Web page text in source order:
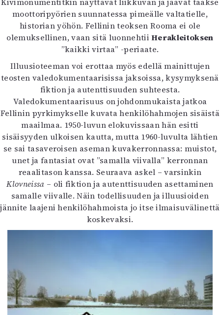
moottoripyörien suunnatessa pimeälle valtatielle,
historian yöhön. Fellinin teoksen Rooma ei ole
olemuksellinen, vaan sitä luonnehtiiHerakleitoksen
”kaikki virtaa” -periaate.
Illuusioteeman voi erottaa myös edellä mainittujen
teosten valedokumentaarisissa jaksoissa, kysymyksenä
fiktion ja autenttisuuden suhteesta.
Valedokumentaarisuus on johdonmukaista jatkoa
Fellinin pyrkimykselle kuvata henkilöhahmojen sisäistä
maailmaa. 1950-luvun elokuvissaan hän esitti
sisäisyyden ulkoisen kautta, mutta 1960-luvulta lähtien
se sai tasaveroisen aseman kuvakerronnassa: muistot,
unet ja fantasiat ovat ”samalla viivalla” kerronnan
reaalitason kanssa. Seuraava askel – varsinkin
Klovneissa – oli fiktion ja autenttisuuden asettaminen
samalle viivalle. Näin todellisuuden ja illuusioiden
jännite laajeni henkilöhahmoista jo itse ilmaisuvälinettä
koskevaksi.